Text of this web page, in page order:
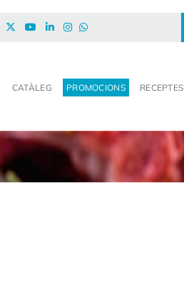
CATÀLEG PROMOCIONS RECEPTES